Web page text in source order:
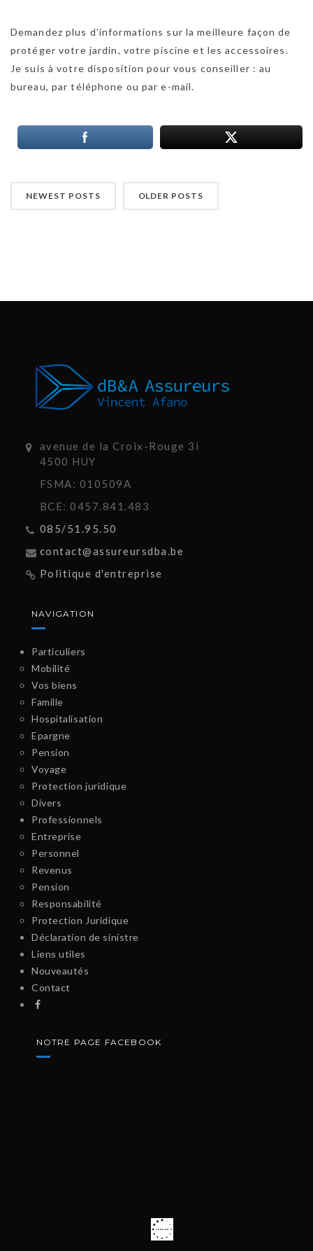
Demandez plus d’informations sur la meilleure façon de
protéger votre jardin, votre piscine et les accessoires.
Je suis à votre disposition pour vous conseiller : au
bureau, par téléphone ou par e-mail.
NEWEST POSTS OLDER POSTS
avenue de la Croix-Rouge 3i
4500 HUY
FSMA: 010509A
BCE: 0457.841.483
085/51.95.50
contact@assureursdba.be
Politique d'entreprise
NAVIGATION
Particuliers
Mobilité
Vos biens
Famille
Hospitalisation
Epargne
Pension
Voyage
Protection juridique
Divers
Professionnels
Entreprise
Personnel
Revenus
Pension
Responsabilité
Protection Juridique
Déclaration de sinistre
Liens utiles
Nouveautés
Contact
NOTRE PAGE FACEBOOK